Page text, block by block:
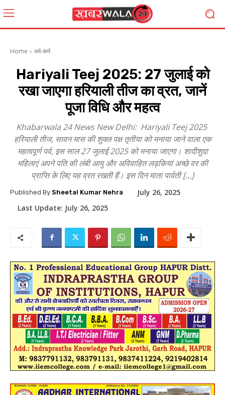
Home धर्म-कर्म
Hariyali Teej 2025: 27 जुलाई को
रखा जाएगा हरियाली तीज का व्रत, जानें
पूजा विधि और महत्व
Khabarwala 24 News New Delhi: Hariyali Teej 2025
हरियाली तीज, सावन मास की शुक्ल पक्ष तृतीया को मनाया जाने वाला एक
महत्वपूर्ण पर्व, इस साल 27 जुलाई 2025 को मनाया जाएगा। शादीशुदा
महिलाएं अपने पति की लंबी आयु और अविवाहित लड़कियां अच्छे वर की
प्राप्ति के लिए यह व्रत रखती हैं। इस दिन माता पार्वती […]
Published By Sheetal Kumar Nehra
July 26, 2025
Last Update: July 26, 2025